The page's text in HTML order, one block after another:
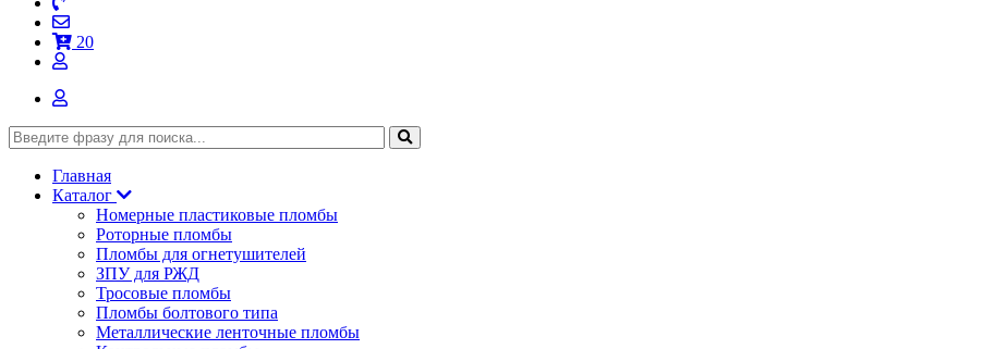
20
Главная
Каталог
Номерные пластиковые пломбы
Роторные пломбы
Пломбы для огнетушителей
ЗПУ для РЖД
Тросовые пломбы
Пломбы болтового типа
Металлические ленточные пломбы